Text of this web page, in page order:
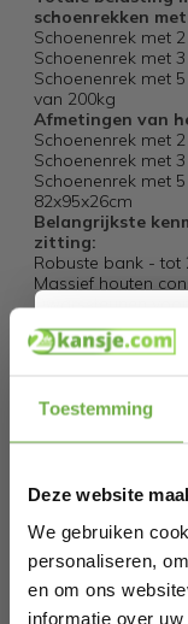
Toestemming
Deze website
We gebruiken
personaliseren,
en om ons
informatie over
schoenrekken
Schoenenrek met
Schoenenrek met
Schoenenrek met
van 200kg
Afmetingen van
Schoenenrek met
Schoenenrek met
Schoenenrek met
82x95x26cm
Belangrijkste
zitting:
Robuste bank -
Massief houten
Dwarssteunen voor
Planken zijn tot 40
Eenvoudige en
undefined
EAN
SKU
Schrijf je
Bij